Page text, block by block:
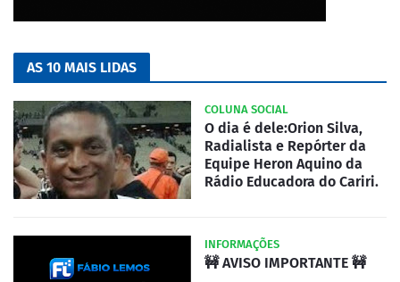
AS 10 MAIS LIDAS
COLUNA SOCIAL
O dia é dele:Orion Silva,
Radialista e Repórter da
Equipe Heron Aquino da
Rádio Educadora do Cariri.
INFORMAÇÕES
🚧 AVISO IMPORTANTE 🚧